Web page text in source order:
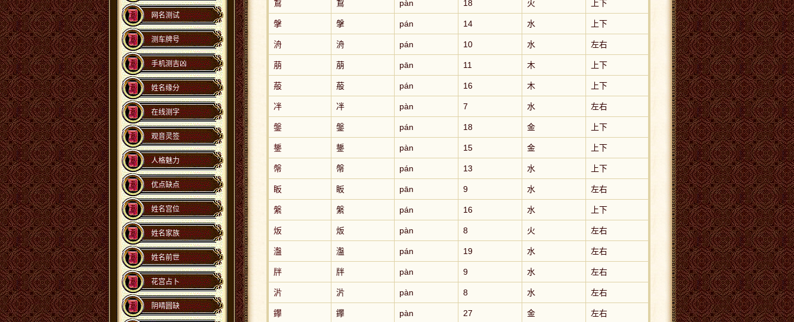
网名测试
测车牌号
手机测吉凶
姓名缘分
在线测字
观音灵签
人格魅力
优点缺点
姓名宫位
姓名家族
姓名前世
花宫占卜
阴晴圆缺
鵥 鵥 pàn 18 火 上下
搫 搫 pán 14 水 上下
洀 洀 pán 10 水 左右
萠 萠 pān 11 木 上下
蒰 蒰 pán 16 木 上下
冸 冸 pàn 7 水 左右
鎜 鎜 pán 18 金 上下
鋬 鋬 pàn 15 金 上下
幋 幋 pán 13 水 上下
眅 眅 pān 9 水 左右
縏 縏 pán 16 水 上下
炍 炍 pàn 8 火 左右
瀊 瀊 pán 19 水 左右
牉 牉 pàn 9 水 左右
沜 沜 pàn 8 水 左右
鑻 鑻 pàn 27 金 左右